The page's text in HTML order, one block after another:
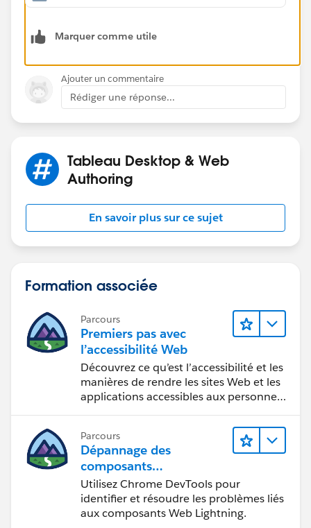
Marquer comme utile
Ajouter un commentaire
Rédiger une réponse...
Tableau Desktop & Web
Authoring
En savoir plus sur ce sujet
Formation associée
Parcours
Premiers pas avec
l’accessibilité Web
Découvrez ce qu’est l’accessibilité et les
manières de rendre les sites Web et les
applications accessibles aux personnes
Parcours
Dépannage des
composants
Web Lightning
Utilisez Chrome DevTools pour
identifier et résoudre les problèmes liés
aux composants Web Lightning.